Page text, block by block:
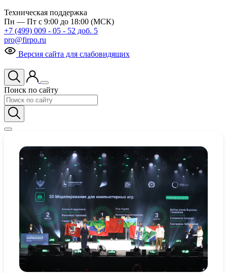
Техническая поддержка
Пн — Пт с 9:00 до 18:00 (МСК)
+7 (499) 009 - 05 - 52 доб. 5
pro@firpo.ru
Версия сайта для слабовидящих
Поиск по сайту